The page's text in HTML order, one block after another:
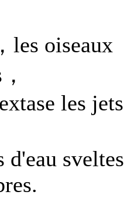
les oiseaux
les jets
d'eau sveltes